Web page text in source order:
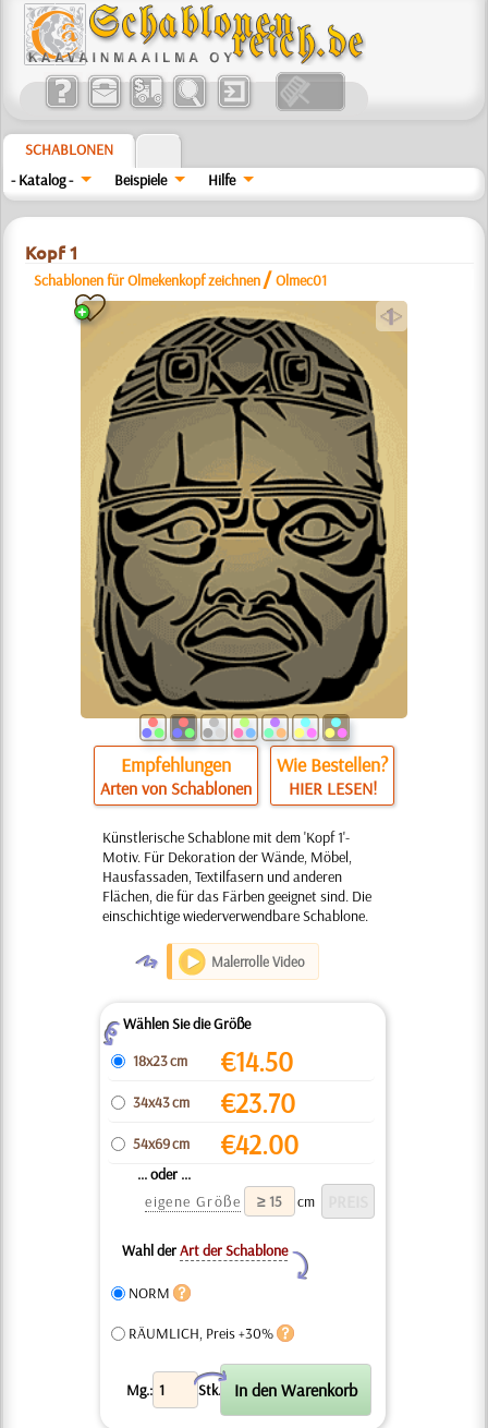
SCHABLONEN
- Katalog -
Beispiele Hilfe
Kopf 1
Schablonen für Olmekenkopf zeichnen /Olmec01
a
Empfehlungen
Arten von Schablonen
Wie Bestellen?
HIER LESEN!
Künstlerische Schablone mit dem 'Kopf 1'-
Motiv. Für Dekoration der Wände, Möbel,
Hausfassaden, Textilfasern und anderen
Flächen, die für das Färben geeignet sind. Die
einschichtige wiederverwendbare Schablone.
O Malerrolle Video
ZWählen Sie die Größe
18x23 cm
€14.50
34x43 cm €23.70
54x69 cm €42.00
... oder ...
eigene Größe
cm
Wahl derArt der Schablone
Y
NORM
RÄUMLICH, Preis +30%
Mg.: Stk.
X